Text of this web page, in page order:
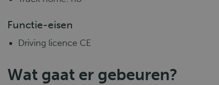
Functie-eisen
Driving licence CE
Wat gaat er gebeuren?